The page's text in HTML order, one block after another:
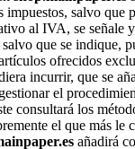
salvo que
al IVA, se señale
que se indique,
ofrecidos
incurrir, que se
el
consultará los
el que más le
añadirá